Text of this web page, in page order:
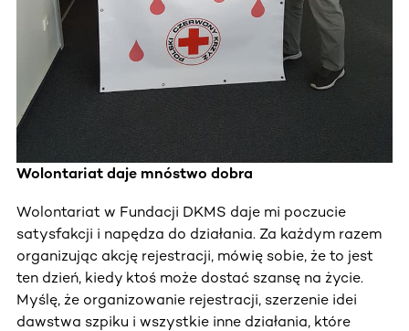
Wolontariat daje mnóstwo dobra
Wolontariat w Fundacji DKMS daje mi poczucie
satysfakcji i napędza do działania. Za każdym razem
organizując akcję rejestracji, mówię sobie, że to jest
ten dzień, kiedy ktoś może dostać szansę na życie.
Myślę, że organizowanie rejestracji, szerzenie idei
dawstwa szpiku i wszystkie inne działania, które